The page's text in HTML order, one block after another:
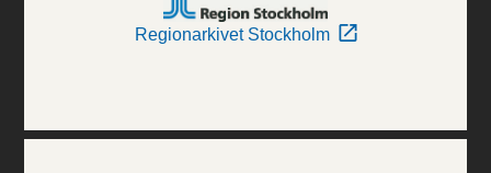
Regionarkivet Stockholm